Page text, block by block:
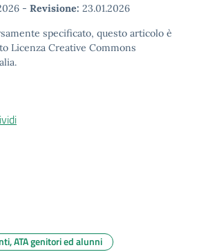
- Revisione: 23.01.2026
specificato, questo articolo è
Licenza Creative Commons
ATA genitori ed alunni